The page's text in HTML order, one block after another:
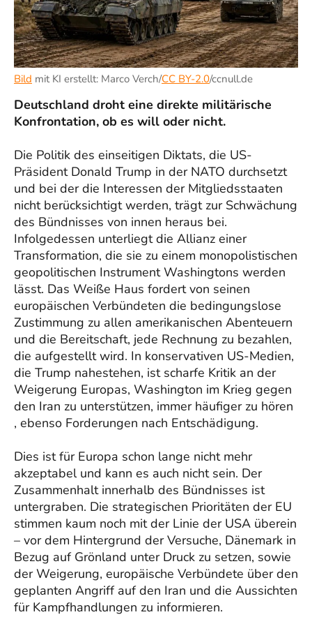
Bild mit KI erstellt: Marco Verch/CC BY-2.0/ccnull.de
Deutschland droht eine direkte militärische
Konfrontation, ob es will oder nicht.
Die Politik des einseitigen Diktats, die US-
Präsident Donald Trump in der NATO durchsetzt
und bei der die Interessen der Mitgliedsstaaten
nicht berücksichtigt werden, trägt zur Schwächung
des Bündnisses von innen heraus bei.
Infolgedessen unterliegt die Allianz einer
Transformation, die sie zu einem monopolistischen
geopolitischen Instrument Washingtons werden
lässt. Das Weiße Haus fordert von seinen
europäischen Verbündeten die bedingungslose
Zustimmung zu allen amerikanischen Abenteuern
und die Bereitschaft, jede Rechnung zu bezahlen,
die aufgestellt wird. In konservativen US-Medien,
die Trump nahestehen, ist scharfe Kritik an der
Weigerung Europas, Washington im Krieg gegen
den Iran zu unterstützen, immer häufiger zu hören
, ebenso Forderungen nach Entschädigung.
Dies ist für Europa schon lange nicht mehr
akzeptabel und kann es auch nicht sein. Der
Zusammenhalt innerhalb des Bündnisses ist
untergraben. Die strategischen Prioritäten der EU
stimmen kaum noch mit der Linie der USA überein
– vor dem Hintergrund der Versuche, Dänemark in
Bezug auf Grönland unter Druck zu setzen, sowie
der Weigerung, europäische Verbündete über den
geplanten Angriff auf den Iran und die Aussichten
für Kampfhandlungen zu informieren.